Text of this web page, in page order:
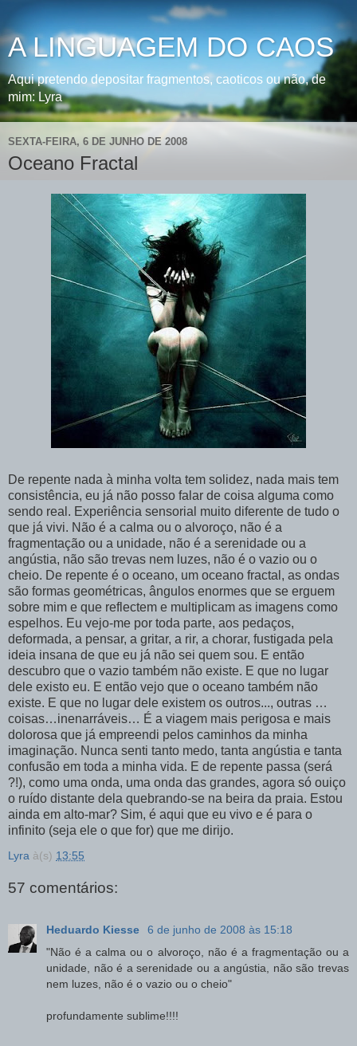
A LINGUAGEM DO CAOS
Aqui pretendo depositar fragmentos, caoticos ou não, de
mim: Lyra
SEXTA-FEIRA, 6 DE JUNHO DE 2008
Oceano Fractal
De repente nada à minha volta tem solidez, nada mais tem
consistência, eu já não posso falar de coisa alguma como
sendo real. Experiência sensorial muito diferente de tudo o
que já vivi. Não é a calma ou o alvoroço, não é a
fragmentação ou a unidade, não é a serenidade ou a
angústia, não são trevas nem luzes, não é o vazio ou o
cheio. De repente é o oceano, um oceano fractal, as ondas
são formas geométricas, ângulos enormes que se erguem
sobre mim e que reflectem e multiplicam as imagens como
espelhos. Eu vejo-me por toda parte, aos pedaços,
deformada, a pensar, a gritar, a rir, a chorar, fustigada pela
ideia insana de que eu já não sei quem sou. E então
descubro que o vazio também não existe. E que no lugar
dele existo eu. E então vejo que o oceano também não
existe. E que no lugar dele existem os outros..., outras …
coisas…inenarráveis… É a viagem mais perigosa e mais
dolorosa que já empreendi pelos caminhos da minha
imaginação. Nunca senti tanto medo, tanta angústia e tanta
confusão em toda a minha vida. E de repente passa (será
?!), como uma onda, uma onda das grandes, agora só ouiço
o ruído distante dela quebrando-se na beira da praia. Estou
ainda em alto-mar? Sim, é aqui que eu vivo e é para o
infinito (seja ele o que for) que me dirijo.
Lyra à(s) 13:55
57 comentários:
Heduardo Kiesse
6 de junho de 2008 às 15:18
"Não é a calma ou o alvoroço, não é a fragmentação ou a
unidade, não é a serenidade ou a angústia, não são trevas
nem luzes, não é o vazio ou o cheio"
profundamente sublime!!!!